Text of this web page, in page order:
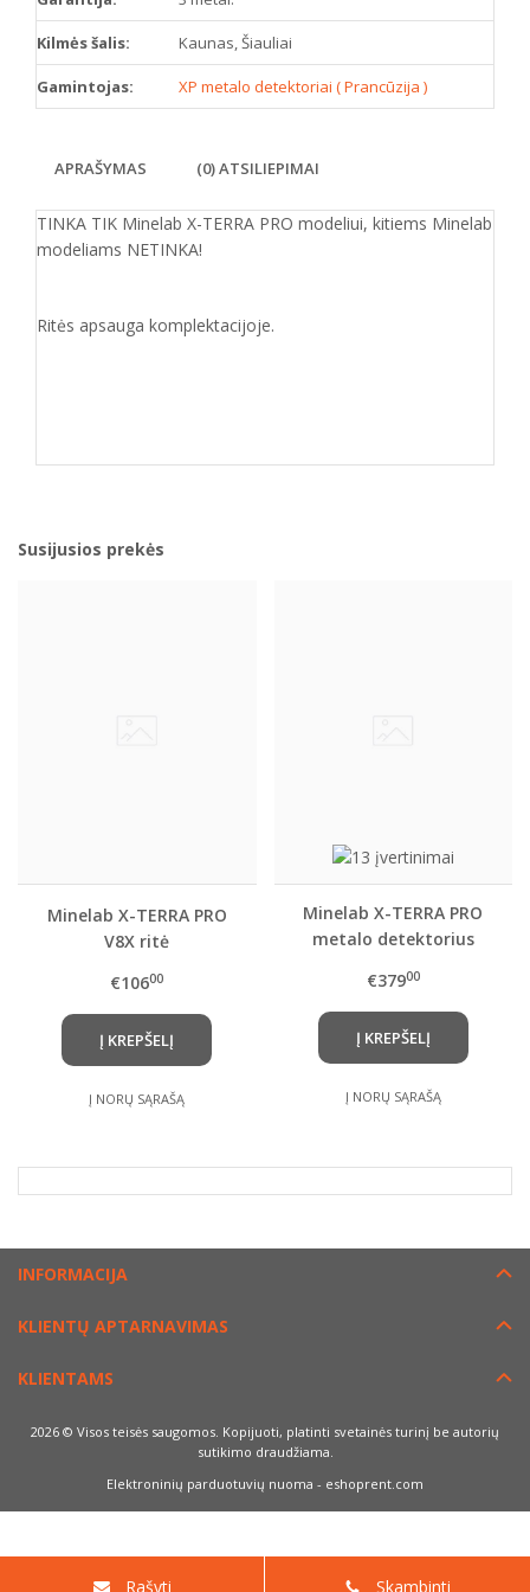
Kilmės šalis: Kaunas, Šiauliai
Gamintojas: XP metalo detektoriai ( Prancūzija )
APRAŠYMAS (0) ATSILIEPIMAI
TINKA TIK Minelab X-TERRA PRO modeliui, kitiems Minelab
modeliams NETINKA!
Ritės apsauga komplektacijoje.
Susijusios prekės
Minelab X-TERRA PRO
V8X ritė
€10600
Į KREPŠELĮ
Į NORŲ SĄRAŠĄ
Minelab X-TERRA PRO
metalo detektorius
€37900
Į KREPŠELĮ
Į NORŲ SĄRAŠĄ
INFORMACIJA
KLIENTŲ APTARNAVIMAS
KLIENTAMS
2026 © Visos teisės saugomos. Kopijuoti, platinti svetainės turinį be autorių
sutikimo draudžiama.
Elektroninių parduotuvių nuoma - eshoprent.com
Rašyti Skambinti